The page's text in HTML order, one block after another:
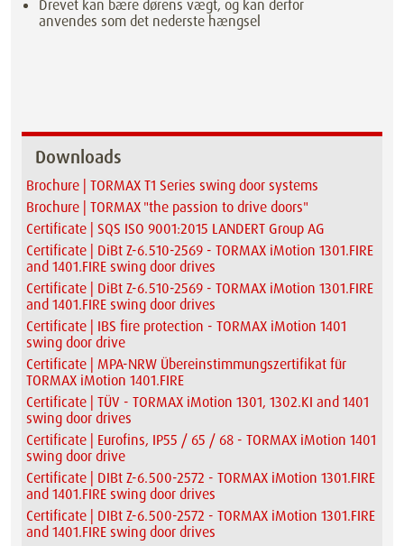
Drevet kan bære dørens vægt, og kan derfor
anvendes som det nederste hængsel
Downloads
Brochure | TORMAX T1 Series swing door systems
Brochure | TORMAX "the passion to drive doors"
Certificate | SQS ISO 9001:2015 LANDERT Group AG
Certificate | DiBt Z-6.510-2569 - TORMAX iMotion 1301.FIRE
and 1401.FIRE swing door drives
Certificate | DiBt Z-6.510-2569 - TORMAX iMotion 1301.FIRE
and 1401.FIRE swing door drives
Certificate | IBS fire protection - TORMAX iMotion 1401
swing door drive
Certificate | MPA-NRW Übereinstimmungszertifikat für
TORMAX iMotion 1401.FIRE
Certificate | TÜV - TORMAX iMotion 1301, 1302.KI and 1401
swing door drives
Certificate | Eurofins, IP55 / 65 / 68 - TORMAX iMotion 1401
swing door drive
Certificate | DIBt Z-6.500-2572 - TORMAX iMotion 1301.FIRE
and 1401.FIRE swing door drives
Certificate | DIBt Z-6.500-2572 - TORMAX iMotion 1301.FIRE
and 1401.FIRE swing door drives